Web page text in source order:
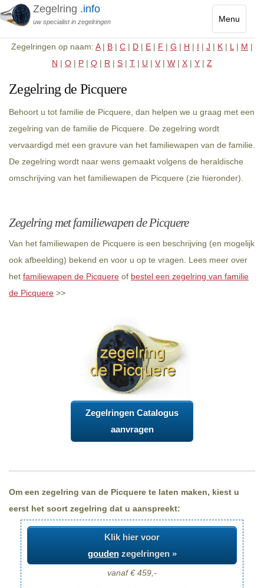
Menu
Toggle
Zegelring .info
uw specialist in zegelringen
Zegelringen op naam: A| B | C | D | E | F | G | H | I | J | K | L | M |
N | O | P | Q | R | S | T | U | V | W | X | Y | Z
Zegelring de Picquere
Behoort u tot familie de Picquere, dan helpen we u graag met een
zegelring van de familie de Picquere. De zegelring wordt
vervaardigd met een gravure van het familiewapen van de familie.
De zegelring wordt naar wens gemaakt volgens de heraldische
omschrijving van het familiewapen de Picquere (zie hieronder).
Zegelring met familiewapen de Picquere
Van het familiewapen de Picquere is een beschrijving (en mogelijk
ook afbeelding) bekend en voor u op te vragen. Lees meer over
het familiewapen de Picquere of bestel een zegelring van familie
de Picquere >>
Zegelringen Catalogus
aanvragen
Om een zegelring van de Picquere te laten maken, kiest u
eerst het soort zegelring dat u aanspreekt:
Klik hier voor
goudenzegelringen »
vanaf € 459,-